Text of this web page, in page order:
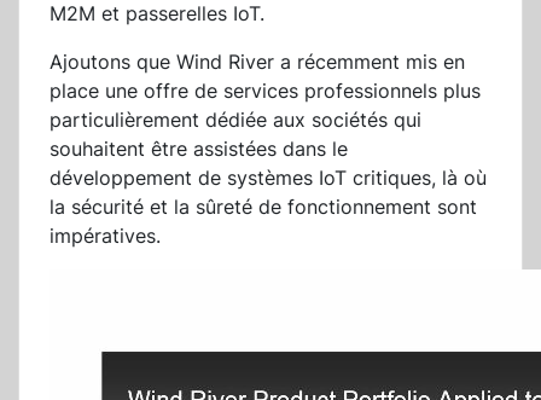
M2M et passerelles IoT.
Ajoutons que Wind River a récemment mis en
place une offre de services professionnels plus
particulièrement dédiée aux sociétés qui
souhaitent être assistées dans le
développement de systèmes IoT critiques, là où
la sécurité et la sûreté de fonctionnement sont
impératives.